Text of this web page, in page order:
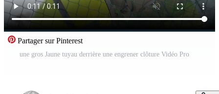
Partager sur Pinterest
une gros Jaune tuyau derrière une engrener clôture Vidéo Pro